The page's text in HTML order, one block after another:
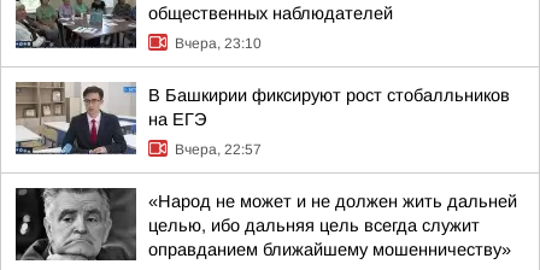
общественных наблюдателей
Вчера, 23:10
В Башкирии фиксируют рост стобалльников
на ЕГЭ
Вчера, 22:57
«Народ не может и не должен жить дальней
целью, ибо дальняя цель всегда служит
оправданием ближайшему мошенничеству»